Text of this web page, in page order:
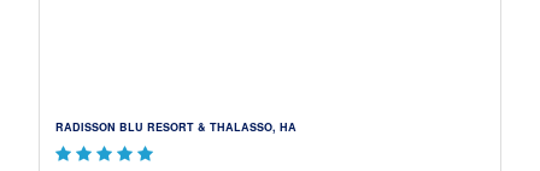
RADISSON BLU RESORT & THALASSO, HA